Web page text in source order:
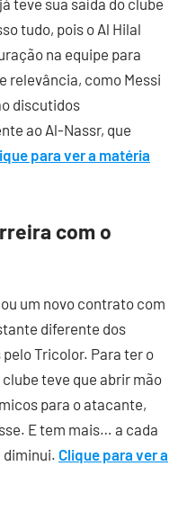
teve sua saída do clube
tudo, pois o Al Hilal
na equipe para
relevância, como Messi
discutidos
ao Al-Nassr, que
para ver a matéria
com o
um novo contrato com
diferente dos
Tricolor. Para ter o
teve que abrir mão
para o atacante,
E tem mais… a cada
diminui. Clique para ver a